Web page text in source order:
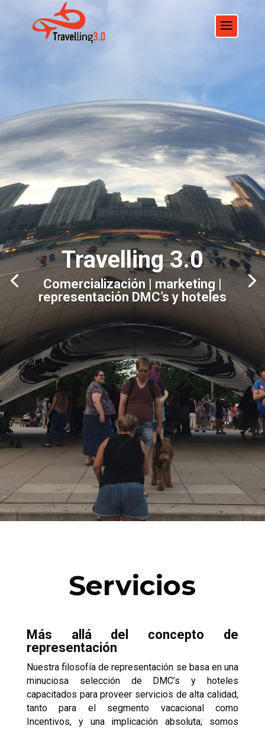
Travelling 3.0
Comercialización | marketing |
representación DMC’s y hoteles
Servicios
Más allá del concepto de
representación
Nuestra filosofía de representación se basa en una
minuciosa selección de DMC’s y hoteles
capacitados para proveer servicios de alta calidad,
tanto para el segmento vacacional como
Incentivos, y una implicación absoluta; somos